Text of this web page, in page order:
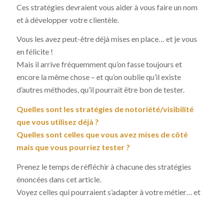
Ces stratégies devraient vous aider à vous faire un nom
et à développer votre clientèle.
Vous les avez peut-être déjà mises en place… et je vous
en félicite !
Mais il arrive fréquemment qu’on fasse toujours et
encore la même chose – et qu’on oublie qu’il existe
d’autres méthodes, qu’il pourrait être bon de tester.
Quelles sont les stratégies de notoriété/visibilité
que vous utilisez déjà ?
Quelles sont celles que vous avez mises de côté
mais que vous pourriez tester ?
Prenez le temps de réfléchir à chacune des stratégies
énoncées dans cet article.
Voyez celles qui pourraient s’adapter à votre métier… et